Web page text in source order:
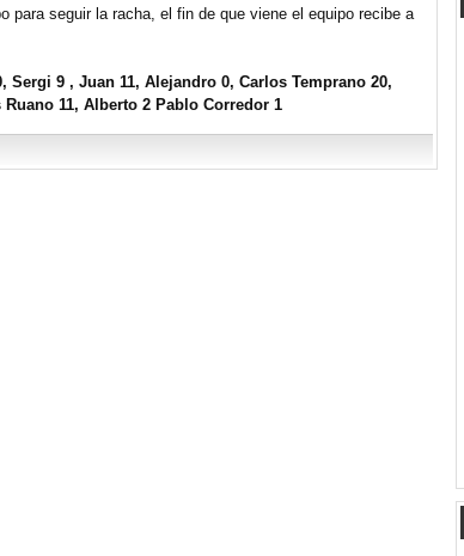
para seguir la racha, el fin de que viene el equipo recibe a
Sergi 9 , Juan 11, Alejandro 0, Carlos Temprano 20,
11, Alberto 2 Pablo Corredor 1